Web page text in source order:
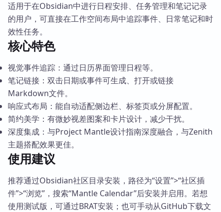
适用于在Obsidian中进行日程安排、任务管理和笔记记录
的用户，可直接在工作空间布局中追踪事件、日常笔记和时
效性任务。
核心特色
视觉事件追踪：通过日历界面管理日程等。
笔记链接：双击日期或事件可生成、打开或链接
Markdown文件。
响应式布局：能自动适配侧边栏、标签页或分屏配置。
简约美学：有微妙视差图案和卡片设计，减少干扰。
深度集成：与Project Mantle设计指南深度融合，与Zenith
主题搭配效果更佳。
使用建议
推荐通过Obsidian社区目录安装，路径为“设置”>“社区插
件”>“浏览”，搜索“Mantle Calendar”后安装并启用。若想
使用测试版，可通过BRAT安装；也可手动从GitHub下载文